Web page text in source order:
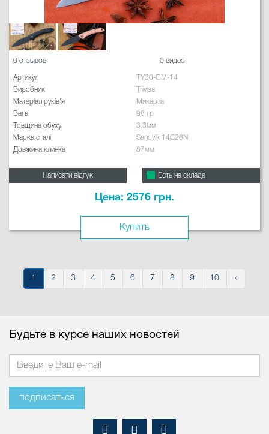
0 отзывов 0 видео
Артикул
TY30-GM-14
Виробник
Trivisa
Матеріал руків'я
Микарта
Вага
98 гр
Товщина обуху
3.3мм
Марка сталі
Sandvik 14C28N
Довжина клинка
87мм
Написати відгук Есть на складе
Цена: 2576 грн.
Купить
1 2 3 4 5 6 7 8 9 10 »
Будьте в курсе наших новостей
подписаться